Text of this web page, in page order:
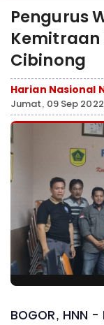
Pengurus
Kemitraan
Cibinong
Harian Nasional
Jumat, 09 Sep 2022
BOGOR, HNN